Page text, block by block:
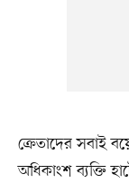
ক্রেতাদের সবাই
অধিকাংশ ব্যক্তি